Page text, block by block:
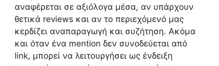
αναφέρεται σε αξιόλογα μέσα, αν υπάρχουν
θετικά reviews και αν το περιεχόμενό μας
κερδίζει αναπαραγωγή και συζήτηση. Ακόμα
και όταν ένα mention δεν συνοδεύεται από
link, μπορεί να λειτουργήσει ως ένδειξη